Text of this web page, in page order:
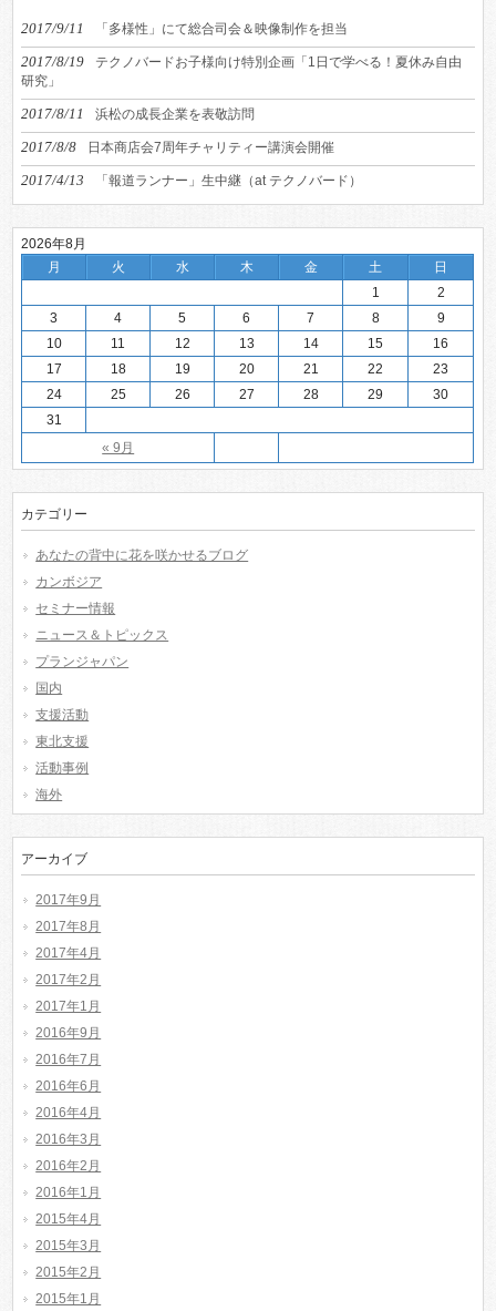
2017/9/11 「多様性」にて総合司会＆映像制作を担当
2017/8/19
テクノバードお子様向け特別企画「1日で学べる！夏休み自由
研究」
2017/8/11 浜松の成長企業を表敬訪問
2017/8/8 日本商店会7周年チャリティー講演会開催
2017/4/13 「報道ランナー」生中継（at テクノバード）
2026年8月
月
火 水 木 金 土 日
« 9月
1
2
3
4 5 6 7 8
9
10
11 12 13 14 15
16
17
18 19 20 21 22
23
24
25 26 27 28 29
30
31
カテゴリー
あなたの背中に花を咲かせるブログ
カンボジア
セミナー情報
ニュース＆トピックス
プランジャパン
国内
支援活動
東北支援
活動事例
海外
アーカイブ
2017年9月
2017年8月
2017年4月
2017年2月
2017年1月
2016年9月
2016年7月
2016年6月
2016年4月
2016年3月
2016年2月
2016年1月
2015年4月
2015年3月
2015年2月
2015年1月